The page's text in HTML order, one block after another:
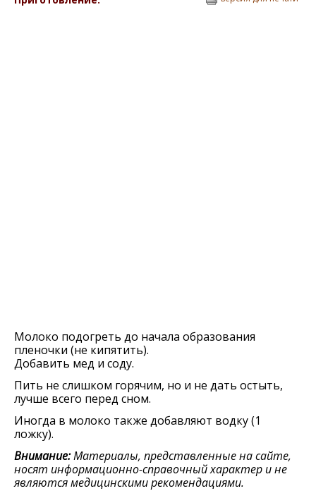
Молоко подогреть до начала образования
пленочки (не кипятить).
Добавить мед и соду.
Пить не слишком горячим, но и не дать остыть,
лучше всего перед сном.
Иногда в молоко также добавляют водку (1
ложку).
Внимание:Материалы, представленные на сайте,
носят информационно-справочный характер и не
являются медицинскими рекомендациями.